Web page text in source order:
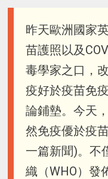
昨天歐洲國家
苗護照以及
毒學家之口，
疫好於疫苗免
論鋪墊。今天
然免疫優於疫
一篇新聞)。不
織（WHO）發